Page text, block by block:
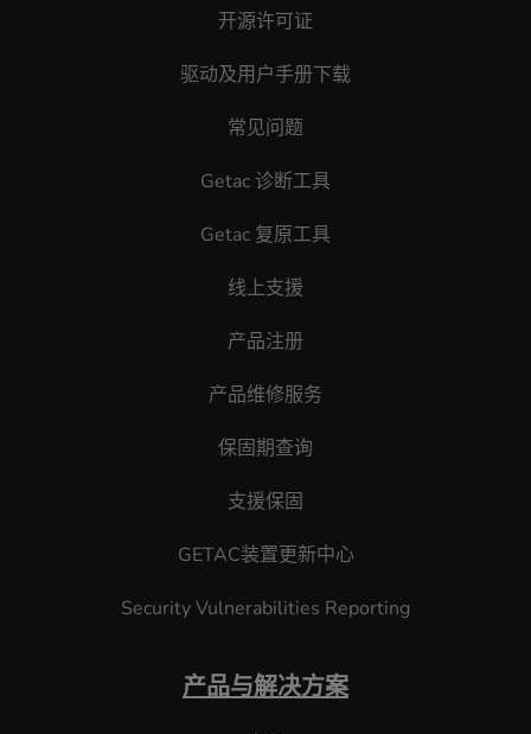
开源许可证
驱动及用户手册下载
常见问题
Getac 诊断工具
Getac 复原工具
线上支援
产品注册
产品维修服务
保固期查询
支援保固
GETAC装置更新中心
Security Vulnerabilities Reporting
产品与解决方案